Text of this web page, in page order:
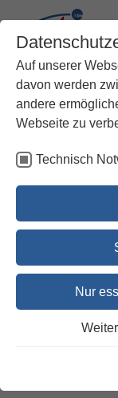
Auf unserer
davon werden
andere
Webseite zu
Technisch
Nur
Te
meinem